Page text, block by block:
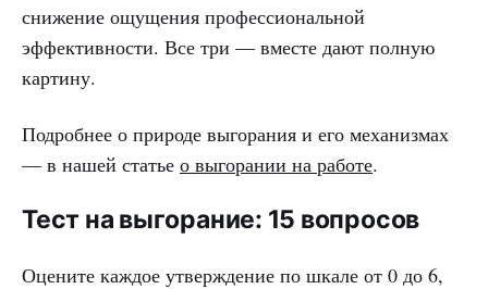
снижение ощущения профессиональной
эффективности. Все три — вместе дают полную
картину.
Подробнее о природе выгорания и его механизмах
— в нашей статье о выгорании на работе.
Тест на выгорание: 15 вопросов
Оцените каждое утверждение по шкале от 0 до 6,